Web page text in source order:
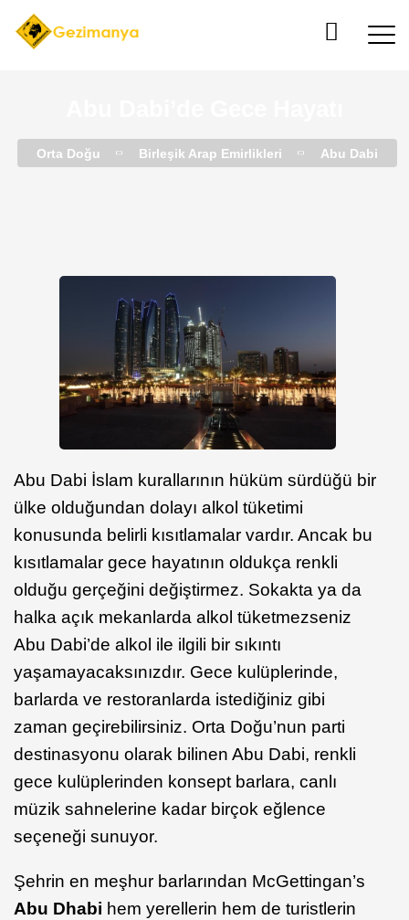
Orta Doğu Birleşik Arap Emirlikleri Abu Dabi
Abu Dabi İslam kurallarının hüküm sürdüğü bir
ülke olduğundan dolayı alkol tüketimi
konusunda belirli kısıtlamalar vardır. Ancak bu
kısıtlamalar gece hayatının oldukça renkli
olduğu gerçeğini değiştirmez. Sokakta ya da
halka açık mekanlarda alkol tüketmezseniz
Abu Dabi’de alkol ile ilgili bir sıkıntı
yaşamayacaksınızdır. Gece kulüplerinde,
barlarda ve restoranlarda istediğiniz gibi
zaman geçirebilirsiniz. Orta Doğu’nun parti
destinasyonu olarak bilinen Abu Dabi, renkli
gece kulüplerinden konsept barlara, canlı
müzik sahnelerine kadar birçok eğlence
seçeneği sunuyor.
Şehrin en meşhur barlarından McGettingan’s
Abu Dhabi hem yerellerin hem de turistlerin